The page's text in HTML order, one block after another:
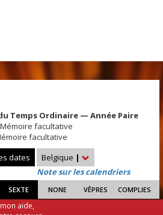
Temps Ordinaire — Année Paire
facultative
facultative
dates Belgique |
Note sur les calendriers
SEXTE NONE VÊPRES COMPLIES
aide,